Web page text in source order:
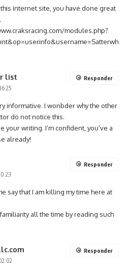
internet site, you have done great
modules.php?
list
informative. I wonbder why the other
do not notice this.
your writing. I’m confident, you’ve a
already!
Responder
say that I am killing my time here at
all the time by reading such
Responder
Responder